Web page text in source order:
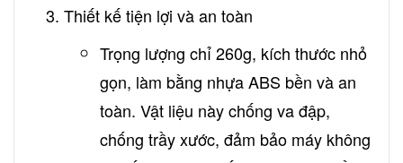
Thiết kế tiện lợi và an toàn
Trọng lượng chỉ 260g, kích thước nhỏ
gọn, làm bằng nhựa ABS bền và an
toàn. Vật liệu này chống va đập,
chống trầy xước, đảm bảo máy không